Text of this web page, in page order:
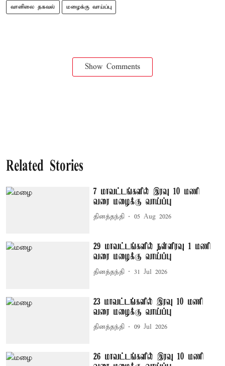
வானிலை தகவல் மழைக்கு வாய்ப்பு
Show Comments
Related Stories
7 மாவட்டங்களில் இரவு 10 மணி
வரை மழைக்கு வாய்ப்பு
தினத்தந்தி 05 Aug 2026
29 மாவட்டங்களில் நள்ளிரவு 1 மணி
வரை மழைக்கு வாய்ப்பு
தினத்தந்தி 31 Jul 2026
23 மாவட்டங்களில் இரவு 10 மணி
வரை மழைக்கு வாய்ப்பு
தினத்தந்தி 09 Jul 2026
26 மாவட்டங்களில் இரவு 10 மணி